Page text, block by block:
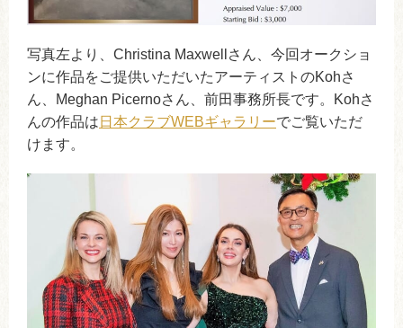
写真左より、Christina Maxwellさん、今回オークショ
ンに作品をご提供いただいたアーティストのKohさ
ん、Meghan Picernoさん、前田事務所長です。Kohさ
んの作品は 日本クラブWEBギャラリーでご覧いただ
けます。